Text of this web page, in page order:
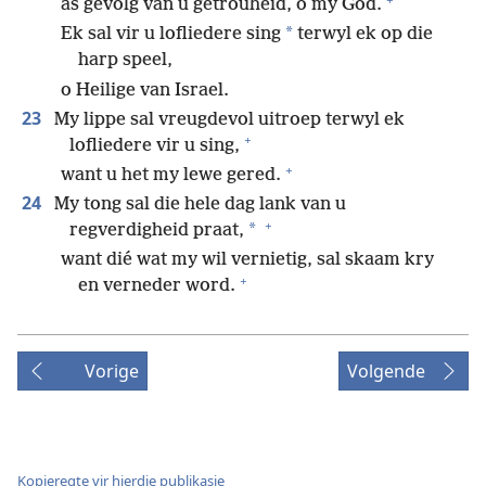
as gevolg van u getrouheid, o my God.
Ek sal vir u lofliedere sing * terwyl ek op die
harp speel,
o Heilige van Israel.
23
My lippe sal vreugdevol uitroep terwyl ek
lofliedere vir u sing, +
want u het my lewe gered. +
24
My tong sal die hele dag lank van u
regverdigheid praat, * +
want dié wat my wil vernietig, sal skaam kry
en verneder word. +
Vorige Volgende
Kopieregte vir hierdie publikasie